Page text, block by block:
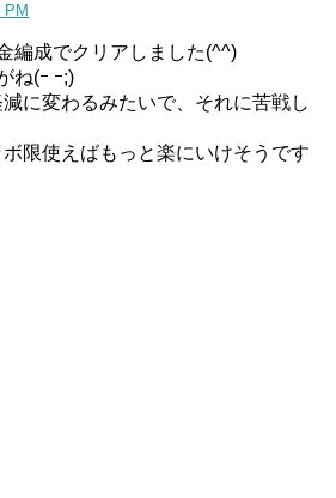
PM
編成でクリアしました(^^)
ね(ｰ ｰ;)
に変わるみたいで、それに苦戦し
限使えばもっと楽にいけそうです